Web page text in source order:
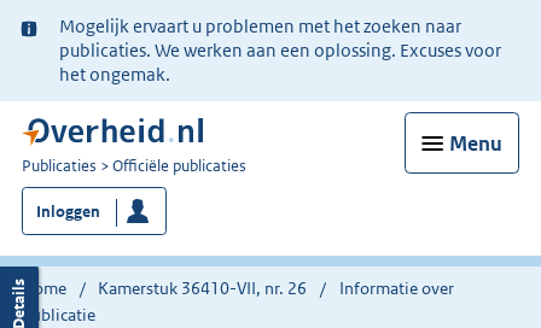
Ter
informatie:
Mogelijk ervaart u problemen met het zoeken naar
publicaties. We werken aan een oplossing. Excuses voor
het ongemak.
Menu
U
bent
nu
hier:
Publicaties Officiële publicaties
Inloggen
Home Kamerstuk 36410-VII, nr. 26
Informatie over
publicatie